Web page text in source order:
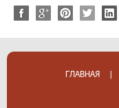
ГЛАВНАЯ |